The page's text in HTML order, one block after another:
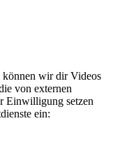
können wir dir Videos
von externen
Einwilligung setzen
ein: